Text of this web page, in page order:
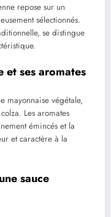
repose sur un
sélectionnés.
se distingue
et ses aromates
mayonnaise végétale,
Les aromates
émincés et la
et caractère à la
sauce